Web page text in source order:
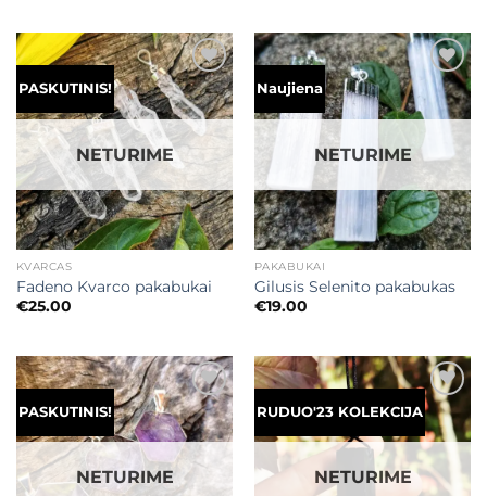
€52.00
PASKUTINIS! Mėgstamiausias
NETURIME
KVARCAS
Fadeno Kvarco pakabukai
€25.00
Naujiena Mėgstamiausias
NETURIME
PAKABUKAI
Gilusis Selenito pakabukas
€19.00
PASKUTINIS! Mėgstamiausias
NETURIME
RUDUO'23 KOLEKCIJA
Mėgstamiausias
NETURIME